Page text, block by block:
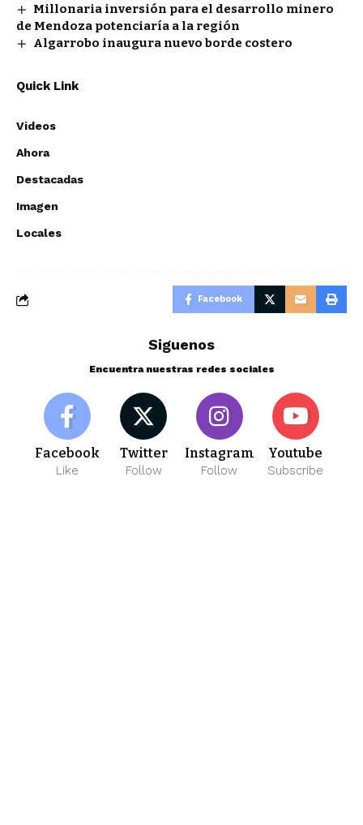
Millonaria inversión para el desarrollo minero
de Mendoza potenciaría a la región
Algarrobo inaugura nuevo borde costero
Quick Link
Videos
Ahora
Destacadas
Imagen
Locales
Facebook
Siguenos
Encuentra nuestras redes sociales
Facebook
Like
Twitter
Follow
Instagram
Follow
Youtube
Subscribe